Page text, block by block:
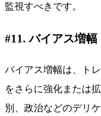
監視すべきです。
#11. バイアス増幅
バイアス増幅は、ト
をさらに強化または
別、政治などのデリ